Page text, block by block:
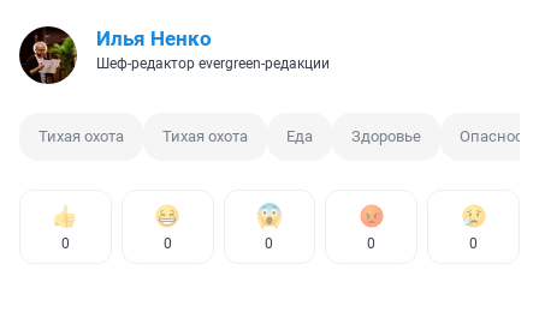
Илья Ненко
Шеф-редактор evergreen-редакции
Тихая охота Тихая охота Еда Здоровье Опасность
0 0 0 0 0